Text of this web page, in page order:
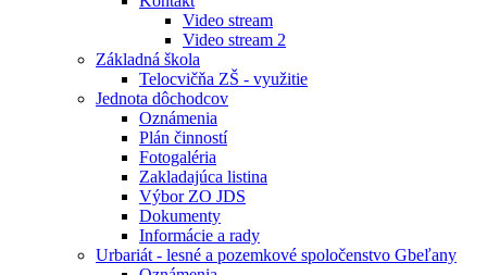
Video stream
Video stream 2
Základná škola
Telocvičňa ZŠ - využitie
Jednota dôchodcov
Oznámenia
Plán činností
Fotogaléria
Zakladajúca listina
Výbor ZO JDS
Dokumenty
Informácie a rady
Urbariát - lesné a pozemkové spoločenstvo Gbeľany